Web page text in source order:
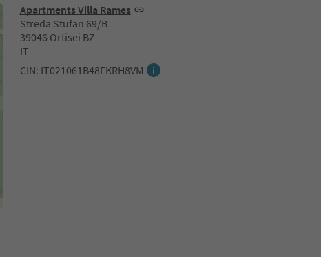
Apartments Villa Rames
Streda Stufan 69/B
39046 Ortisei BZ
IT
CIN: IT021061B48FKRH8VM